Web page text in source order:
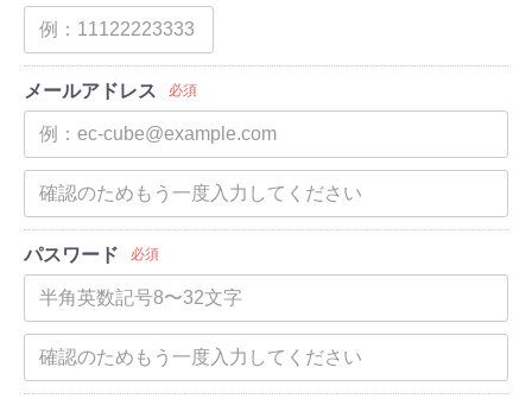
メールアドレス 必須
パスワード 必須